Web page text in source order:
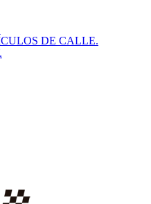
DE CALLE.